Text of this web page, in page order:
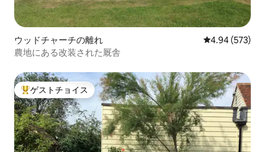
ウッドチャーチの離れ レビュー573
4.94 (573)
農地にある改装された厩舎
大好評のゲストチョイスです。
ゲストチョイス